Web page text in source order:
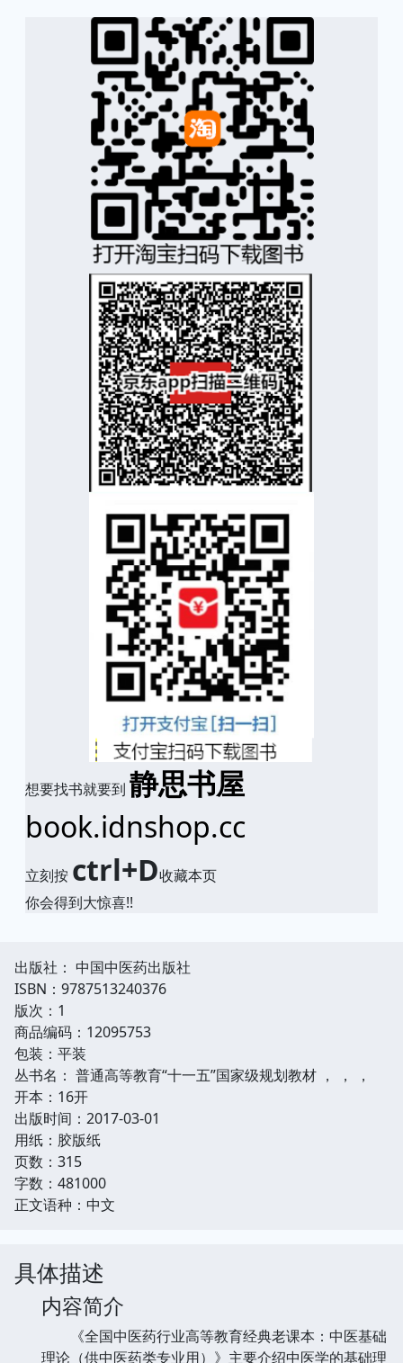
想要找书就要到 静思书屋
book.idnshop.cc
立刻按 ctrl+D收藏本页
你会得到大惊喜!!
出版社： 中国中医药出版社
ISBN：9787513240376
版次：1
商品编码：12095753
包装：平装
丛书名： 普通高等教育“十一五”国家级规划教材 ， ， ，
开本：16开
出版时间：2017-03-01
用纸：胶版纸
页数：315
字数：481000
正文语种：中文
具体描述
内容简介
《全国中医药行业高等教育经典老课本：中医基础
理论（供中医药类专业用）》主要介绍中医学的基础理